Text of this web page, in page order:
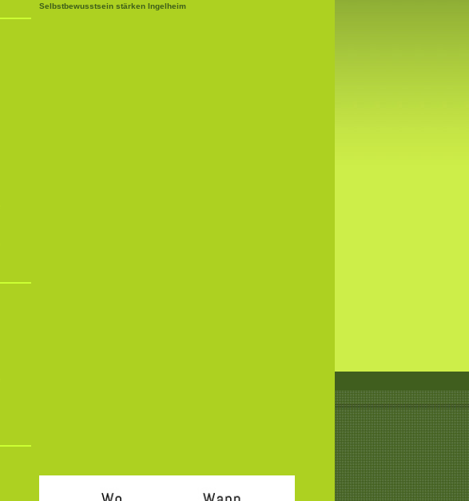
Selbstbewusstsein stärken Ingelheim